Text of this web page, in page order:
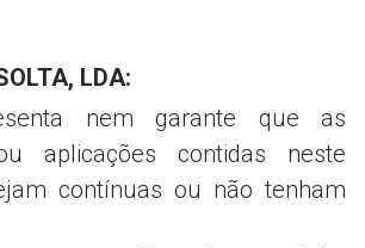
LDA:
nem garante que as
aplicações contidas neste
contínuas ou não tenham